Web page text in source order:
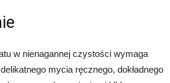
w nienagannej czystości wymaga
mycia ręcznego, dokładnego